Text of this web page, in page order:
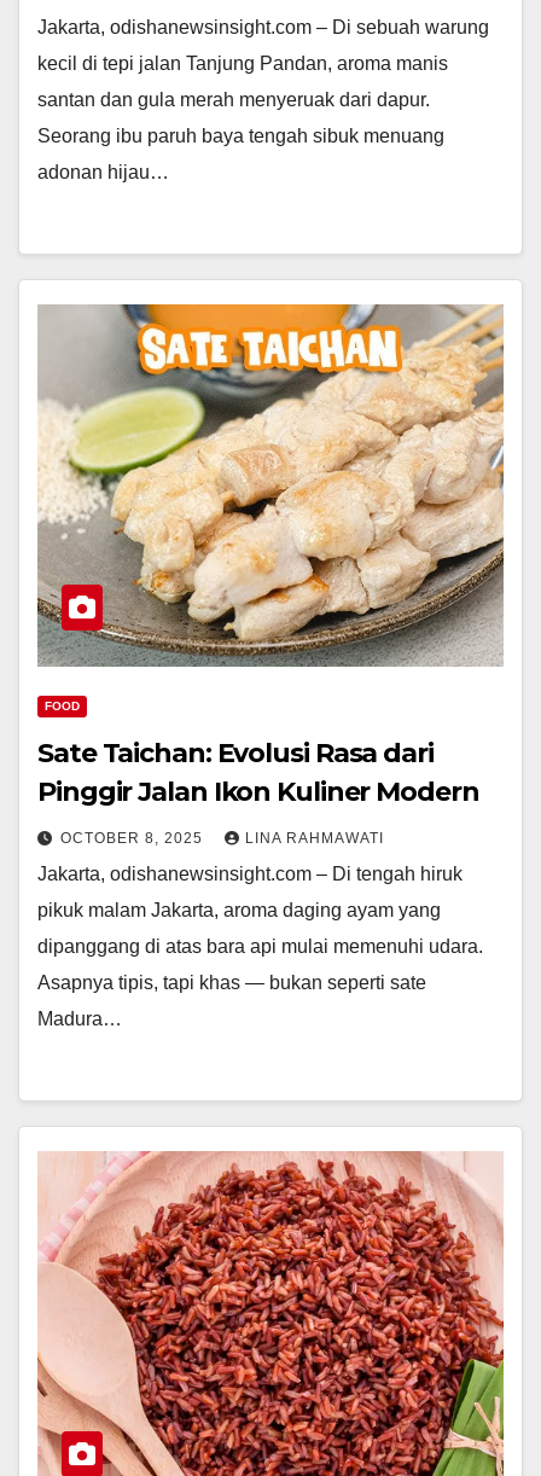
Jakarta, odishanewsinsight.com – Di sebuah warung
kecil di tepi jalan Tanjung Pandan, aroma manis
santan dan gula merah menyeruak dari dapur.
Seorang ibu paruh baya tengah sibuk menuang
adonan hijau…
FOOD
Sate Taichan: Evolusi Rasa dari
Pinggir Jalan Ikon Kuliner Modern
OCTOBER 8, 2025 LINA RAHMAWATI
Jakarta, odishanewsinsight.com – Di tengah hiruk
pikuk malam Jakarta, aroma daging ayam yang
dipanggang di atas bara api mulai memenuhi udara.
Asapnya tipis, tapi khas — bukan seperti sate
Madura…